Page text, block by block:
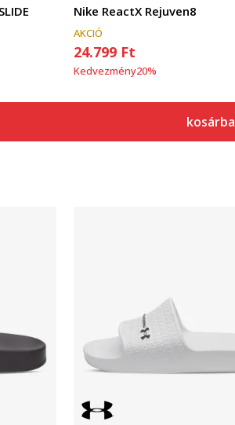
Nike ReactX Rejuven8
AKCIÓ
24.799 Ft
Kedvezmény20%
kosárba
Összehasonlítás